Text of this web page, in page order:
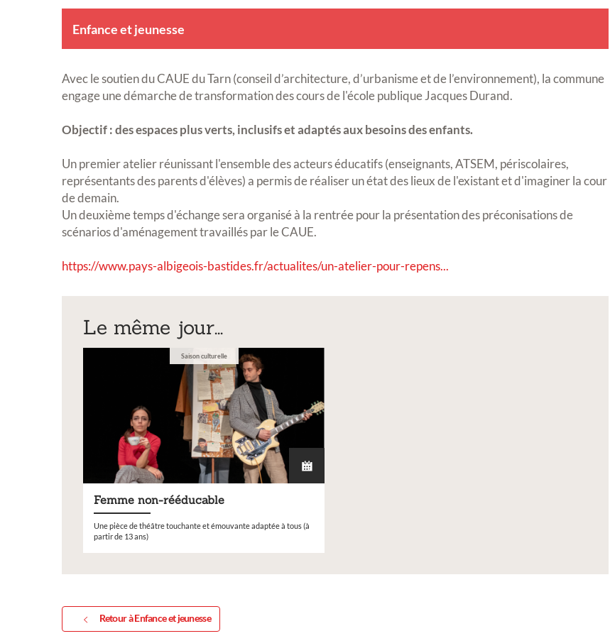
Enfance et jeunesse
Avec le soutien du CAUE du Tarn (conseil d’architecture, d’urbanisme et de l’environnement), la commune
engage une démarche de transformation des cours de l'école publique Jacques Durand.
Objectif : des espaces plus verts, inclusifs et adaptés aux besoins des enfants.
Un premier atelier réunissant l'ensemble des acteurs éducatifs (enseignants, ATSEM, périscolaires,
représentants des parents d'élèves) a permis de réaliser un état des lieux de l'existant et d'imaginer la cour
de demain.
Un deuxième temps d'échange sera organisé à la rentrée pour la présentation des préconisations de
scénarios d'aménagement travaillés par le CAUE.
https://www.pays-albigeois-bastides.fr/actualites/un-atelier-pour-repens...
Le même jour...
Saison culturelle
Femme non-rééducable
Une pièce de théâtre touchante et émouvante adaptée à tous (à
partir de 13 ans)
Retour à Enfance et jeunesse